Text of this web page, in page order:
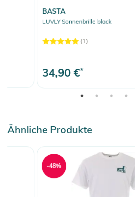
BASTA
LUVLY Sonnenbrille black
(1)
34,90 €*
Ähnliche Produkte
-48%